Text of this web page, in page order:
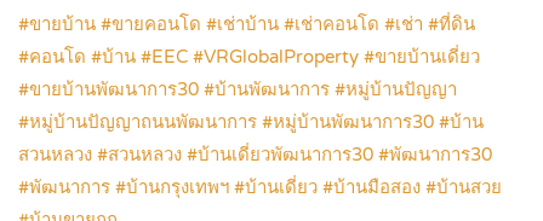
#ขายบ้าน #ขายคอนโด #เช่าบ้าน #เช่าคอนโด #เช่า #ที่ดิน
#คอนโด #บ้าน #EEC #VRGlobalProperty #ขายบ้านเดี่ยว
#ขายบ้านพัฒนาการ30 #บ้านพัฒนาการ #หมู่บ้านปัญญา
#หมู่บ้านปัญญาถนนพัฒนาการ #หมู่บ้านพัฒนาการ30 #บ้าน
สวนหลวง #สวนหลวง #บ้านเดี่ยวพัฒนาการ30 #พัฒนาการ30
#พัฒนาการ #บ้านกรุงเทพฯ #บ้านเดี่ยว #บ้านมือสอง #บ้านสวย